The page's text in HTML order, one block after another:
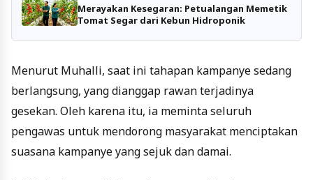
Merayakan Kesegaran: Petualangan Memetik
Tomat Segar dari Kebun Hidroponik
Menurut Muhalli, saat ini tahapan kampanye sedang
berlangsung, yang dianggap rawan terjadinya
gesekan. Oleh karena itu, ia meminta seluruh
pengawas untuk mendorong masyarakat menciptakan
suasana kampanye yang sejuk dan damai.